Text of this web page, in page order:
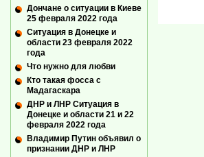
Дончане о ситуации в Киеве
25 февраля 2022 года
Ситуация в Донецке и
области 23 февраля 2022
года
Что нужно для любви
Кто такая фосса с
Мадагаскара
ДНР и ЛНР Ситуация в
Донецке и области 21 и 22
февраля 2022 года
Владимир Путин объявил о
признании ДНР и ЛНР